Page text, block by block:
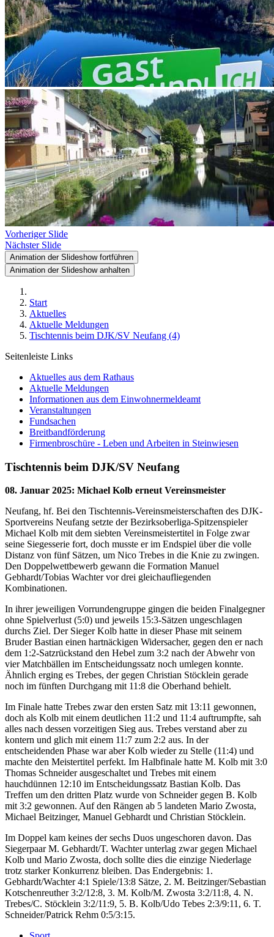
Vorheriger Slide
Nächster Slide
Animation der Slideshow fortführen
Animation der Slideshow anhalten
Start
Aktuelles
Aktuelle Meldungen
Tischtennis beim DJK/SV Neufang (4)
Seitenleiste Links
Aktuelles aus dem Rathaus
Aktuelle Meldungen
Informationen aus dem Einwohnermeldeamt
Veranstaltungen
Fundsachen
Breitbandförderung
Firmenbroschüre - Leben und Arbeiten in Steinwiesen
Tischtennis beim DJK/SV Neufang
08. Januar 2025: Michael Kolb erneut Vereinsmeister
Neufang, hf. Bei den Tischtennis-Vereinsmeisterschaften des DJK-
Sportvereins Neufang setzte der Bezirksoberliga-Spitzenspieler
Michael Kolb mit dem siebten Vereinsmeistertitel in Folge zwar
seine Siegesserie fort, doch musste er im Endspiel über die volle
Distanz von fünf Sätzen, um Nico Trebes in die Knie zu zwingen.
Den Doppelwettbewerb gewann die Formation Manuel
Gebhardt/Tobias Wachter vor drei gleichaufliegenden
Kombinationen.
In ihrer jeweiligen Vorrundengruppe gingen die beiden Finalgegner
ohne Spielverlust (5:0) und jeweils 15:3-Sätzen ungeschlagen
durchs Ziel. Der Sieger Kolb hatte in dieser Phase mit seinem
Bruder Bastian einen hartnäckigen Widersacher, gegen den er nach
dem 1:2-Satzrückstand den Hebel zum 3:2 nach der Abwehr von
vier Matchbällen im Entscheidungssatz noch umlegen konnte.
Ähnlich erging es Trebes, der gegen Christian Stöcklein gerade
noch im fünften Durchgang mit 11:8 die Oberhand behielt.
Im Finale hatte Trebes zwar den ersten Satz mit 13:11 gewonnen,
doch als Kolb mit einem deutlichen 11:2 und 11:4 auftrumpfte, sah
alles nach dessen vorzeitigen Sieg aus. Trebes verstand aber zu
kontern und glich mit einem 11:7 zum 2:2 aus. In der
entscheidenden Phase war aber Kolb wieder zu Stelle (11:4) und
machte den Meistertitel perfekt. Im Halbfinale hatte M. Kolb mit 3:0
Thomas Schneider ausgeschaltet und Trebes mit einem
hauchdünnen 12:10 im Entscheidungssatz Bastian Kolb. Das
Treffen um den dritten Platz wurde von Schneider gegen B. Kolb
mit 3:2 gewonnen. Auf den Rängen ab 5 landeten Mario Zwosta,
Michael Beitzinger, Manuel Gebhardt und Christian Stöcklein.
Im Doppel kam keines der sechs Duos ungeschoren davon. Das
Siegerpaar M. Gebhardt/T. Wachter unterlag zwar gegen Michael
Kolb und Mario Zwosta, doch sollte dies die einzige Niederlage
trotz starker Konkurrenz bleiben. Das Endergebnis: 1.
Gebhardt/Wachter 4:1 Spiele/13:8 Sätze, 2. M. Beitzinger/Sebastian
Kotschenreuther 3:2/12:8, 3. M. Kolb/M. Zwosta 3:2/11:8, 4. N.
Trebes/C. Stöcklein 3:2/11:9, 5. B. Kolb/Udo Tebes 2:3/9:11, 6. T.
Schneider/Patrick Rehm 0:5/3:15.